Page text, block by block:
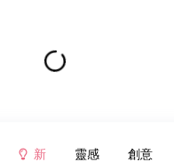
新 靈感 創意